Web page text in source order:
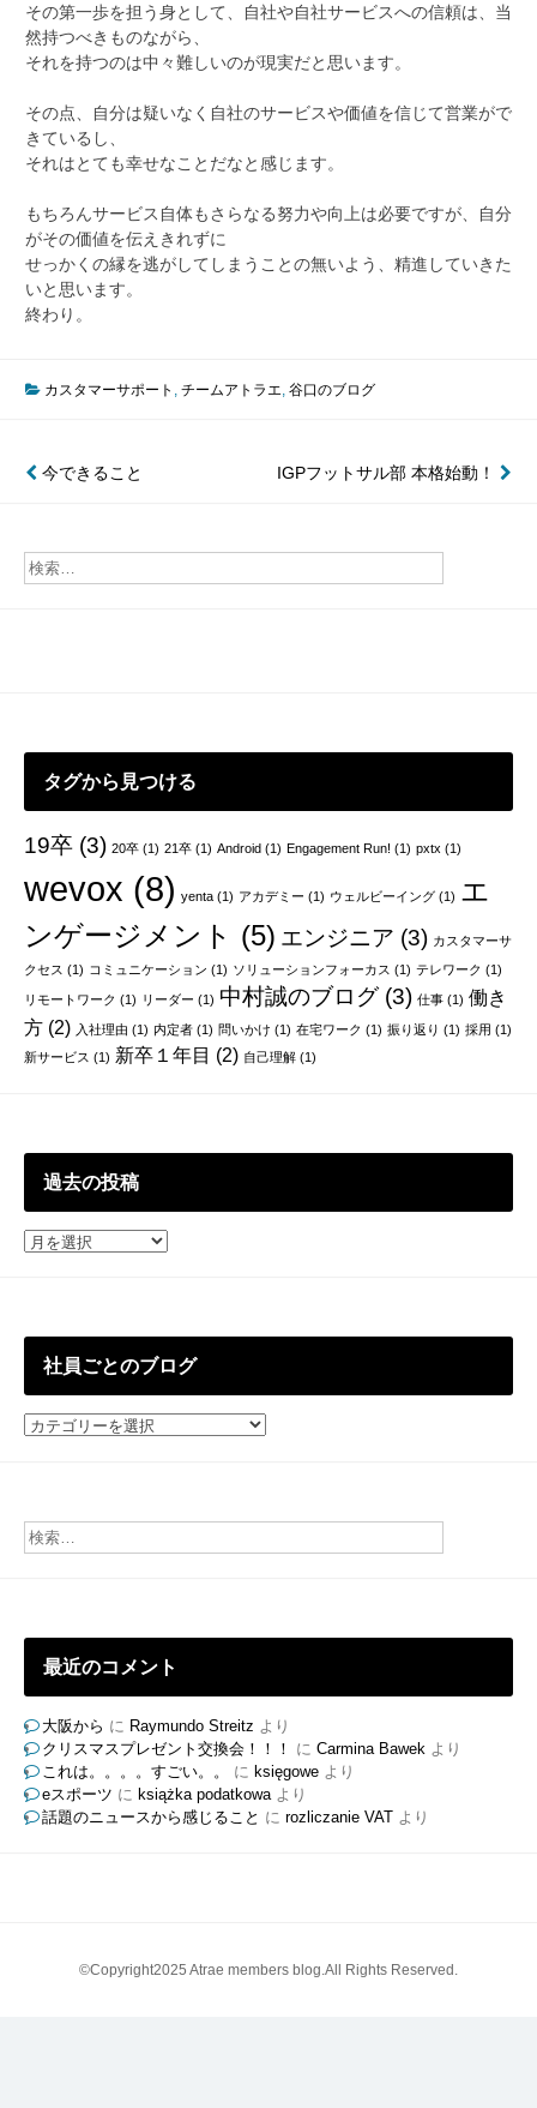
その第一歩を担う身として、自社や自社サービスへの信頼は、当
然持つべきものながら、
それを持つのは中々難しいのが現実だと思います。
その点、自分は疑いなく自社のサービスや価値を信じて営業がで
きているし、
それはとても幸せなことだなと感じます。
もちろんサービス自体もさらなる努力や向上は必要ですが、自分
がその価値を伝えきれずに
せっかくの縁を逃がしてしまうことの無いよう、精進していきた
いと思います。
終わり。
カスタマーサポート , チームアトラエ, 谷口のブログ
投
ナ
ビ
ョ
ン
今できること IGPフットサル部 本格始動！
タグから見つける
19卒(3) 20卒(1) 21卒(1) Android(1) Engagement Run! (1) pxtx (1)
wevox (8) yenta(1) アカデミー (1) ウェルビーイング(1) エ
ンゲージメント (5) エンジニア (3) カスタマーサ
クセス (1) コミュニケーション (1) ソリューションフォーカス (1) テレワーク (1)
リモートワーク (1) リーダー (1) 中村誠のブログ(3) 仕事(1) 働き
方(2) 入社理由 (1) 内定者(1) 問いかけ (1) 在宅ワーク (1) 振り返り (1) 採用 (1)
新サービス (1) 新卒１年目 (2) 自己理解(1)
過去の投稿
過
社員ごとのブログ
社
ブ
最近のコメント
大阪から に Raymundo Streitz より
クリスマスプレゼント交換会！！！
に Carmina Bawekより
これは。。。。すごい。。
に księgoweより
eスポーツ に książka podatkowaより
話題のニュースから感じること に rozliczanie VATより
©Copyright2025 Atrae members blog.All Rights Reserved.